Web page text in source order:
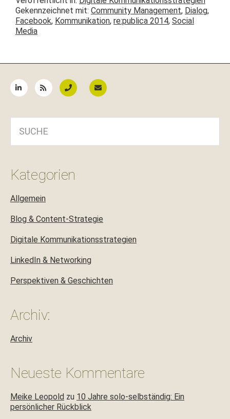
Gekennzeichnet mit: Community Management, Dialog,
Facebook, Kommunikation, re:publica 2014, Social
Media
Kategorien
Allgemein
Blog & Content-Strategie
Digitale Kommunikationsstrategien
LinkedIn & Networking
Perspektiven & Geschichten
Archiv:
Archiv
Neueste Kommentare
Meike Leopold zu 10 Jahre solo-selbständig: Ein
persönlicher Rückblick